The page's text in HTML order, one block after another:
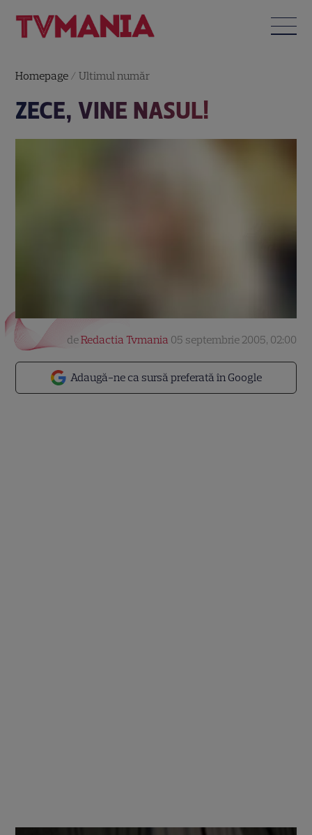
Homepage /Ultimul număr
ZECE, VINE NASUL!
Adaugă-ne ca sursă preferată în Google
deRedactia Tvmania 05 septembrie 2005, 02:00